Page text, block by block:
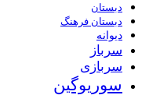
دبستان
دبستان فرهنگ
دیوانه
سرباز
سربازی
سوریوگین